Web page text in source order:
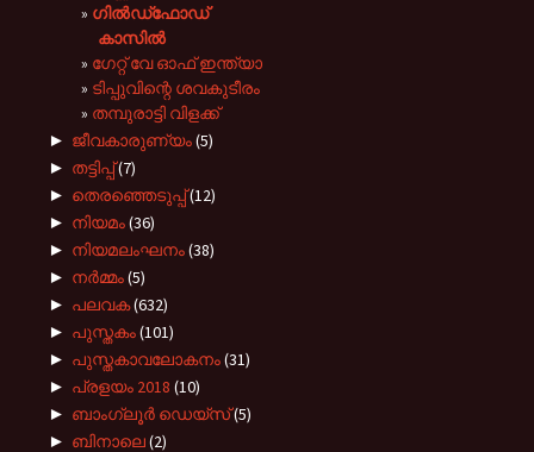
ഗില്‍‍ഡ്‌ഫോ‍ഡ്
കാസില്‍
ഗേറ്റ് വേ ഓഫ് ഇന്ത്യാ
ടിപ്പുവിന്റെ ശവകുടീരം
തമ്പുരാട്ടി വിളക്ക്
► ജീവകാരുണ്യം(5)
► തട്ടിപ്പ്(7)
► തെരഞ്ഞെടുപ്പ്(12)
► നിയമം(36)
► നിയമലംഘനം(38)
► നർമ്മം(5)
► പലവക(632)
► പുസ്തകം(101)
► പുസ്തകാവലോകനം(31)
► പ്രളയം 2018 (10)
► ബാംഗ്ലൂർ ഡെയ്സ്(5)
► ബിനാലെ(2)